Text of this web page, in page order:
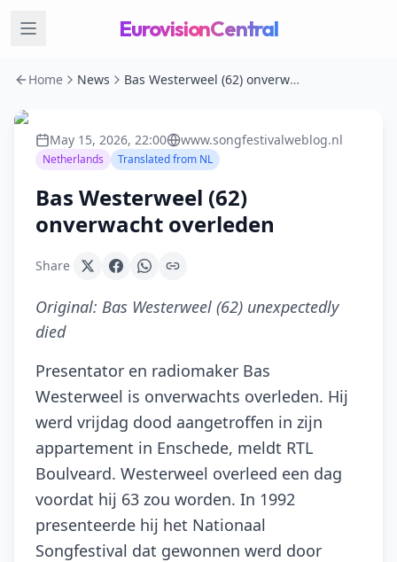
EurovisionCentral
Home News Bas Westerweel (62) onverwacht overleden
May 15, 2026, 22:00 www.songfestivalweblog.nl
Netherlands Translated from NL
Bas Westerweel (62)
onverwacht overleden
Share
Original: Bas Westerweel (62) unexpectedly
died
Presentator en radiomaker Bas
Westerweel is onverwachts overleden. Hij
werd vrijdag dood aangetroffen in zijn
appartement in Enschede, meldt RTL
Boulveard. Westerweel overleed een dag
voordat hij 63 zou worden. In 1992
presenteerde hij het Nationaal
Songfestival dat gewonnen werd door